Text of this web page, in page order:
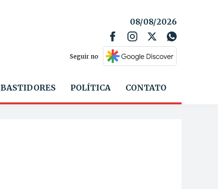
08/08/2026
Seguir no
BASTIDORES POLÍTICA CONTATO